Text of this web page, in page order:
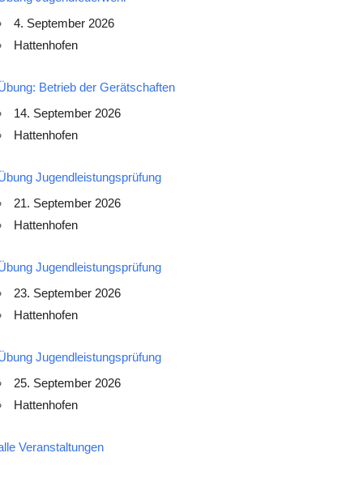
4. September 2026
Hattenhofen
Betrieb der Gerätschaften
14. September 2026
Hattenhofen
Jugendleistungsprüfung
21. September 2026
Hattenhofen
Jugendleistungsprüfung
23. September 2026
Hattenhofen
Jugendleistungsprüfung
25. September 2026
Hattenhofen
Veranstaltungen